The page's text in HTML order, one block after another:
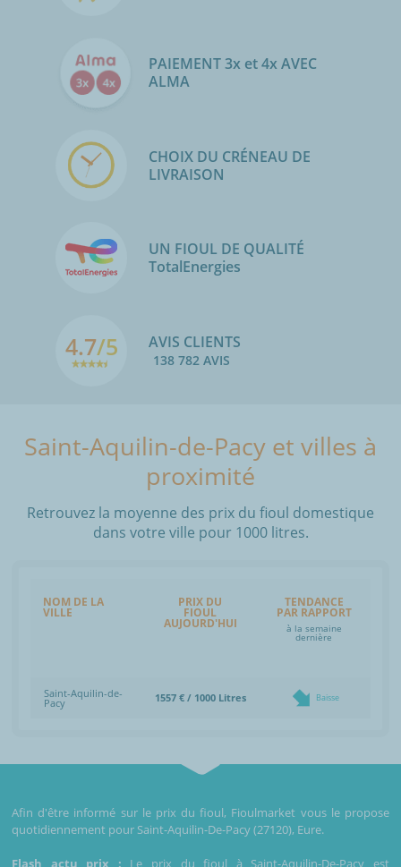
PAIEMENT 3x et 4x AVEC
ALMA
CHOIX DU CRÉNEAU DE
LIVRAISON
UN FIOUL DE QUALITÉ
TotalEnergies
4.7/5 AVIS CLIENTS
138 782 AVIS
Saint-Aquilin-de-Pacy et villes à
proximité
Retrouvez la moyenne des prix du fioul domestique
dans votre ville pour 1000 litres.
NOM DE LA
VILLE
PRIX DU
FIOUL
AUJOURD'HUI
TENDANCE
PAR RAPPORT
à la semaine
dernière
Saint-Aquilin-de-
Pacy 1557 € / 1000 Litres Baisse
Afin d'être informé sur le prix du fioul, Fioulmarket vous le propose
quotidiennement pour Saint-Aquilin-De-Pacy (27120), Eure.
Flash actu prix : Le prix du fioul à Saint-Aquilin-De-Pacy est